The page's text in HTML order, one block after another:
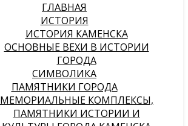
ГЛАВНАЯ
ИСТОРИЯ
ИСТОРИЯ КАМЕНСКА
ОСНОВНЫЕ ВЕХИ В ИСТОРИИ
ГОРОДА
СИМВОЛИКА
ПАМЯТНИКИ ГОРОДА
МЕМОРИАЛЬНЫЕ КОМПЛЕКСЫ,
ПАМЯТНИКИ ИСТОРИИ И